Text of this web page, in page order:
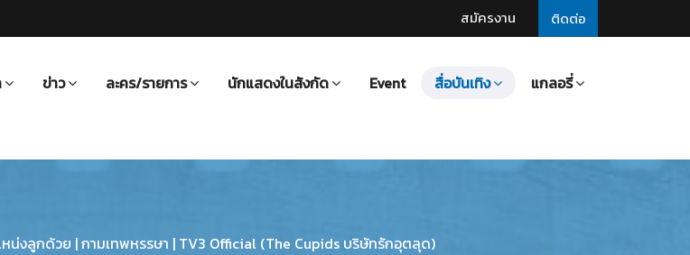
ติดต่อ
สมัครงาน
ข่าว ละคร/รายการ นักแสดงในสังกัด Event สื่อบันเทิง แกลอรี่
น่งลูกด้วย | กามเทพหรรษา | TV3 Official (The Cupids บริษัทรักอุตลุด)